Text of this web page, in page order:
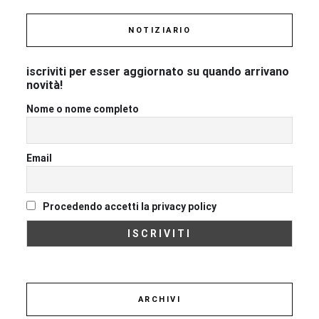
NOTIZIARIO
iscriviti per esser aggiornato su quando arrivano
novità!
Nome o nome completo
Email
Procedendo accetti la privacy policy
ARCHIVI